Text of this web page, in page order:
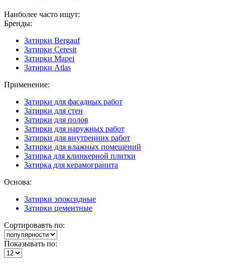
Наиболее часто ищут:
Бренды:
Затирки Bergauf
Затирки Ceresit
Затирки Mapei
Затирки Atlas
Применение:
Затирки для фасадных работ
Затирки для стен
Затирки для полов
Затирки для наружных работ
Затирки для внутренних работ
Затирки для влажных помещений
Затирка для клинкерной плитки
Затирка для керамогранита
Основа:
Затирки эпоксидные
Затирки цементные
Сортировавть по:
Показывать по: